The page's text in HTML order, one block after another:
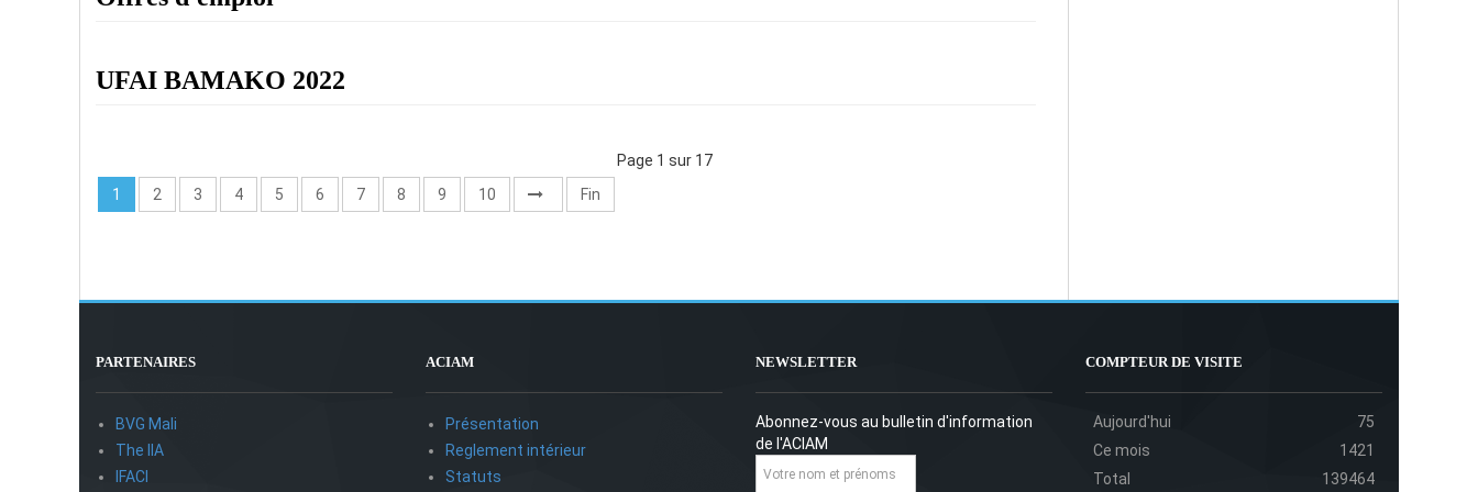
UFAI BAMAKO 2022
Page 1 sur 17
1
2 3 4 5 6 7 8 9 10 Fin
PARTENAIRES
BVG Mali
The IIA
IFACI
ACIAM
Présentation
Reglement intérieur
Statuts
NEWSLETTER
Abonnez-vous au bulletin d'information
de l'ACIAM
COMPTEUR DE VISITE
Aujourd'hui
75
Ce mois
1421
Total
139464